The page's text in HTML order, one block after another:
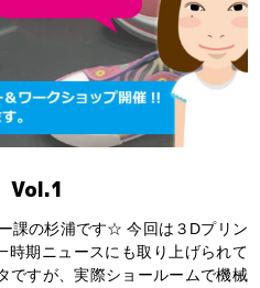
Vol.1
課の杉浦です☆ 今回は３Dプリン
時期ニュースにも取り上げられて
ですが、実際ショールームで機械